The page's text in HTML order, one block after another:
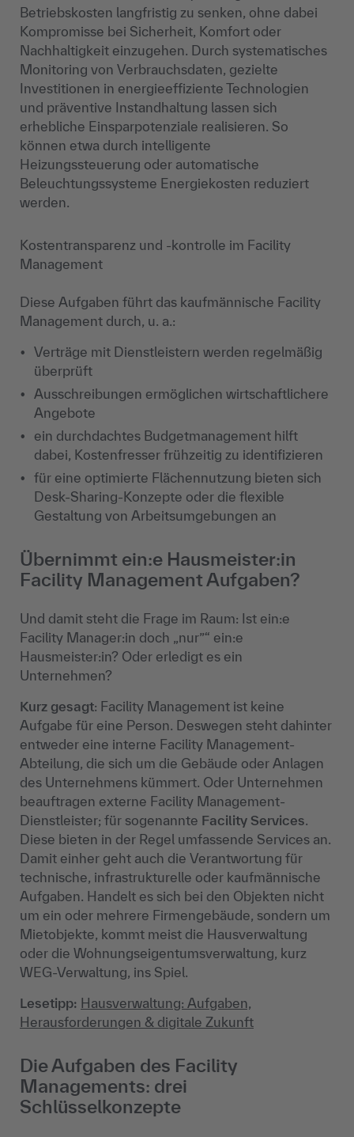
Betriebskosten langfristig zu senken, ohne dabei
Kompromisse bei Sicherheit, Komfort oder
Nachhaltigkeit einzugehen. Durch systematisches
Monitoring von Verbrauchsdaten, gezielte
Investitionen in energieeffiziente Technologien
und präventive Instandhaltung lassen sich
erhebliche Einsparpotenziale realisieren. So
können etwa durch intelligente
Heizungssteuerung oder automatische
Beleuchtungssysteme Energiekosten reduziert
werden.
Kostentransparenz und -kontrolle im Facility
Management
Diese Aufgaben führt das kaufmännische Facility
Management durch, u. a.:
Verträge mit Dienstleistern werden regelmäßig
überprüft
Ausschreibungen ermöglichen wirtschaftlichere
Angebote
ein durchdachtes Budgetmanagement hilft
dabei, Kostenfresser frühzeitig zu identifizieren
für eine optimierte Flächennutzung bieten sich
Desk-Sharing-Konzepte oder die flexible
Gestaltung von Arbeitsumgebungen an
Übernimmt ein:e Hausmeister:in
Facility Management Aufgaben?
Und damit steht die Frage im Raum: Ist ein:e
Facility Manager:in doch „nur”“ ein:e
Hausmeister:in? Oder erledigt es ein
Unternehmen?
Kurz gesagt: Facility Management ist keine
Aufgabe für eine Person. Deswegen steht dahinter
entweder eine interne Facility Management-
Abteilung, die sich um die Gebäude oder Anlagen
des Unternehmens kümmert. Oder Unternehmen
beauftragen externe Facility Management-
Dienstleister; für sogenannte Facility Services.
Diese bieten in der Regel umfassende Services an.
Damit einher geht auch die Verantwortung für
technische, infrastrukturelle oder kaufmännische
Aufgaben. Handelt es sich bei den Objekten nicht
um ein oder mehrere Firmengebäude, sondern um
Mietobjekte, kommt meist die Hausverwaltung
oder die Wohnungseigentumsverwaltung, kurz
WEG-Verwaltung, ins Spiel.
Lesetipp: Hausverwaltung: Aufgaben,
Herausforderungen & digitale Zukunft
Die Aufgaben des Facility
Managements: drei
Schlüsselkonzepte